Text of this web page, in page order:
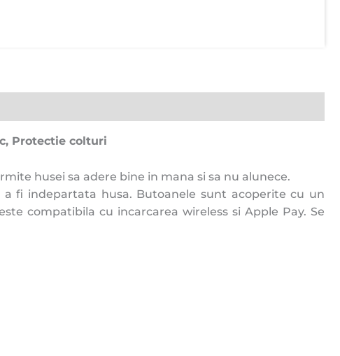
Protectie colturi
husei sa adere bine in mana si sa nu alunece.
fi indepartata husa. Butoanele sunt acoperite cu un
compatibila cu incarcarea wireless si Apple Pay. Se